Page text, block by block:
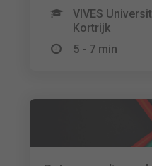
VIVES
Kortrijk
5 - 7 min